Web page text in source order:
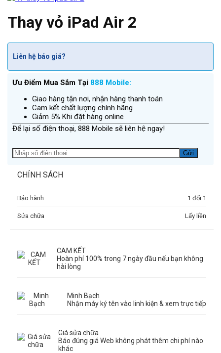
Thay vỏ iPad Air 2
Liên hệ báo giá?
Ưu Điểm Mua Sắm Tại 888 Mobile:
Giao hàng tận nơi, nhận hàng thanh toán
Cam kết chất lượng chính hãng
Giảm 5% Khi đặt hàng online
Để lại số điện thoại, 888 Mobile sẽ liên hệ ngay!
CHÍNH SÁCH
Bảo hành 1 đổi 1
Sửa chữa Lấy liền
CAM KẾT
Hoàn phí 100% trong 7 ngày đầu nếu bạn không
hài lòng
Minh Bạch
Nhận máy ký tên vào linh kiện & xem trực tiếp
Giá sửa chữa
Báo đúng giá Web không phát thêm chi phí nào
khác